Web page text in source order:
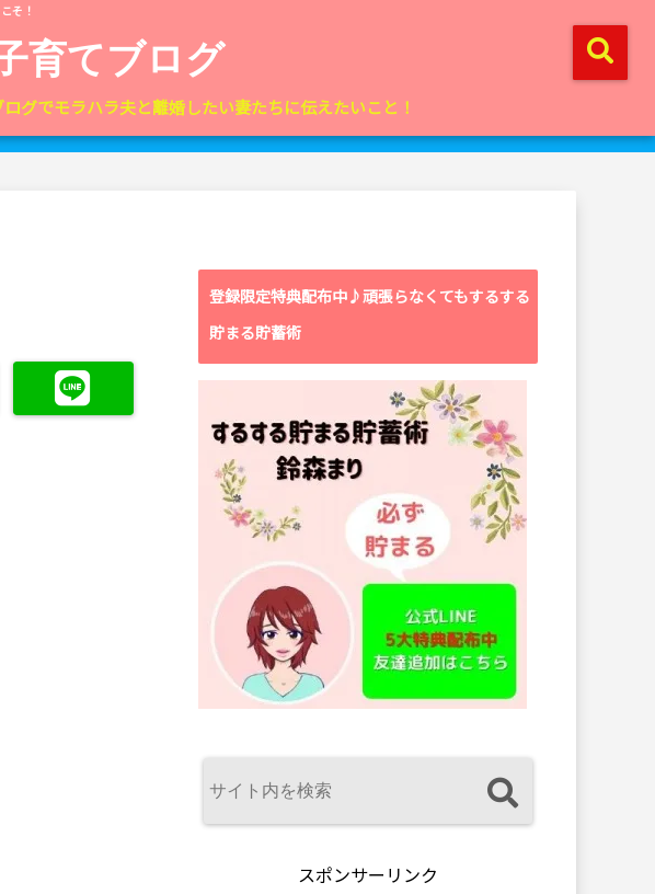
そ！
育てブログ
グでモラハラ夫と離婚したい妻たちに伝えたいこと！
登録限定特典配布中♪頑張らなくてもするする
貯まる貯蓄術
スポンサーリンク